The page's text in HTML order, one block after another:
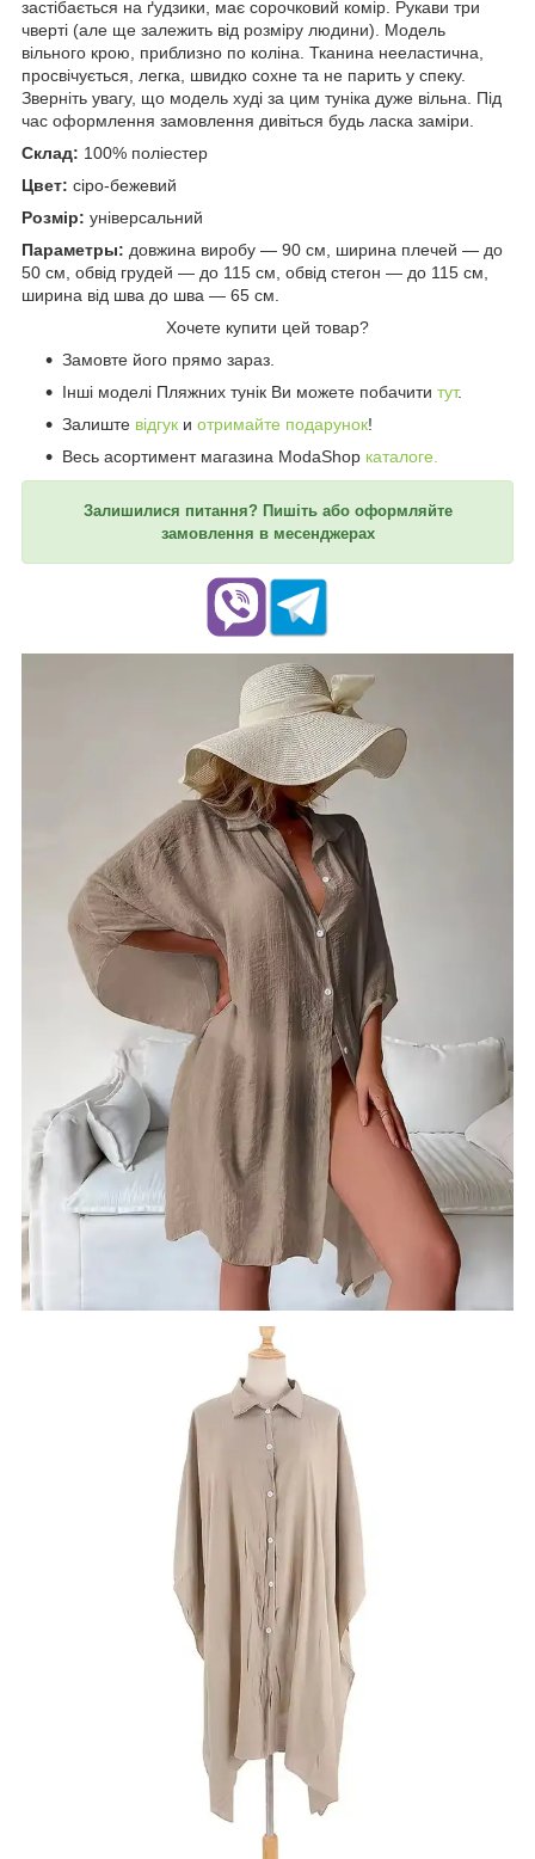
застібається на ґудзики, має сорочковий комір. Рукави три
чверті (але ще залежить від розміру людини). Модель
вільного крою, приблизно по коліна. Тканина нееластична,
просвічується, легка, швидко сохне та не парить у спеку.
Зверніть увагу, що модель худі за цим туніка дуже вільна. Під
час оформлення замовлення дивіться будь ласка заміри.
Склад: 100% поліестер
Цвет: сіро-бежевий
Розмір: універсальний
Параметры: довжина виробу — 90 см, ширина плечей — до
50 см, обвід грудей — до 115 см, обвід стегон — до 115 см,
ширина від шва до шва — 65 см.
Хочете купити цей товар?
Замовте його прямо зараз.
Інші моделі Пляжних тунік Ви можете побачити тут.
Залиште відгук и отримайте подарунок!
Весь асортимент магазина ModaShop каталоге.
Залишилися питання? Пишіть або оформляйте
замовлення в месенджерах